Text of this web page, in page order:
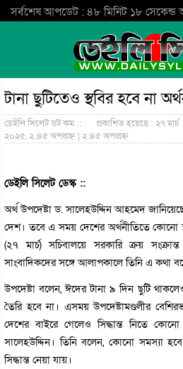
সর্বশেষ আপডেট : ৪৮ মিনিট ১৮ সেকেন্ড
টানা ছুটিতেও স্থবির হবে না
ডেইলি সিলেট ডট কম ::
প্রকাশিত হয়েছে : ২৭ মার্চ
২০২৫, ২:৪৫ অপরাহ্ন | ২:৪৫ অপরাহ্ন
ডেইলি সিলেট ডেস্ক ::
অর্থ উপদেষ্টা ড. সালেহউদ্দিন আহমেদ
দেশ। তবে এ সময় দেশের অর্থনীতিতে কোনো
(২৭ মার্চ) সচিবালয়ে সরকারি ক্রয়
সাংবাদিকদের সঙ্গে আলাপকালে তিনি এ কথা
উপদেষ্টা বলেন, ঈদের টানা ৯ দিন ছুটি
তৈরি হবে না। এসময় উপদেষ্টামণ্ডলীর
দেশের বাইরে গেলেও সিদ্ধান্ত নিতে
সালেহউদ্দিন। তিনি বলেন, কোনো সমস্যা
সিদ্ধান্ত নেয়া যায়।